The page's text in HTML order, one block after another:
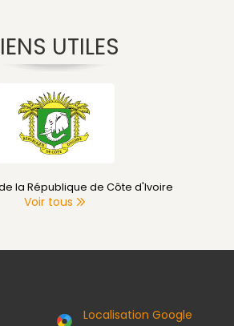
UTILES
la République de Côte d'Ivoire
Voir tous
Localisation Google